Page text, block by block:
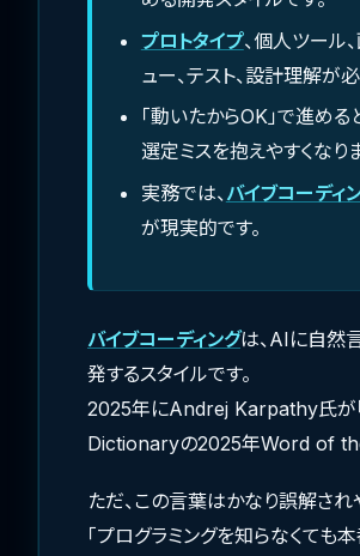
プロトタイプ、個人ツール
ュー、テスト、設計理解が必
「動いたからOK」で進める
選定ミスを抱えやすくなり
実務では、 バイブコーディ
が現実的です。
バイブコーディングは、AIに自然
発するスタイルです。
2025年にAndrej Karpathy氏が
Dictionaryの2025年Word of
ただ、この言葉はかなり誤解され
「プログラミングを知らなくても